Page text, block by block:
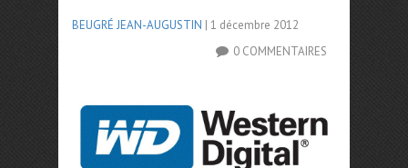
BEUGRÉ JEAN-AUGUSTIN | 1 décembre 2012
0 COMMENTAIRES